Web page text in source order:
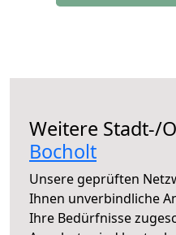
Weitere Stadt-/
Bocholt
Unsere geprüften
Ihnen unverbindliche
Ihre Bedürfnisse